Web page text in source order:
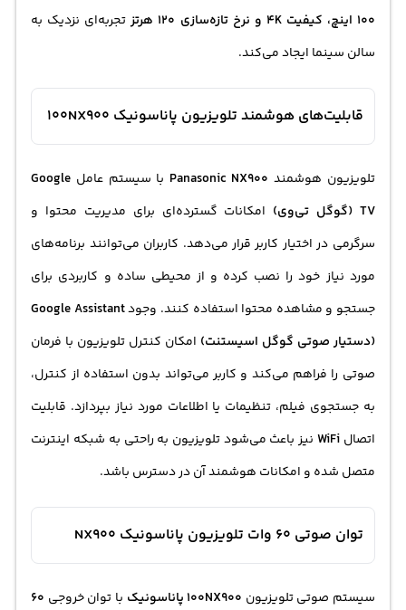
100 اینچ، کیفیت 4K و نرخ تازه‌سازی 120 هرتز
تجربه‌ای نزدیک به
سالن سینما ایجاد می‌کند.
قابلیت‌های هوشمند تلویزیون پاناسونیک 100NX900
تلویزیون هوشمند Panasonic NX900 با سیستم عامل Google
TV (گوگل تی‌وی)
امکانات گسترده‌ای برای مدیریت محتوا و
سرگرمی در اختیار کاربر قرار می‌دهد. کاربران می‌توانند برنامه‌های
مورد نیاز خود را نصب کرده و از محیطی ساده و کاربردی برای
جستجو و مشاهده محتوا استفاده کنند. وجودGoogle Assistant
(دستیار صوتی گوگل اسیستنت) امکان کنترل تلویزیون با فرمان
صوتی را فراهم می‌کند و کاربر می‌تواند بدون استفاده از کنترل،
به جستجوی فیلم، تنظیمات یا اطلاعات مورد نیاز بپردازد. قابلیت
اتصالWiFi نیز باعث می‌شود تلویزیون به راحتی به شبکه اینترنت
متصل شده و امکانات هوشمند آن در دسترس باشد.
توان صوتی 60 وات تلویزیون پاناسونیک NX900
سیستم صوتی تلویزیون 100NX900 پاناسونیک با توان خروجی 60